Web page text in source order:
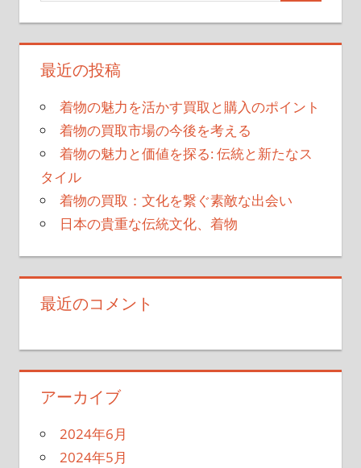
ビ
ゲ
ー
シ
ョ
ン
最近の投稿
着物の魅力を活かす買取と購入のポイント
着物の買取市場の今後を考える
着物の魅力と価値を探る: 伝統と新たなス
タイル
着物の買取：文化を繋ぐ素敵な出会い
日本の貴重な伝統文化、着物
最近のコメント
アーカイブ
2024年6月
2024年5月